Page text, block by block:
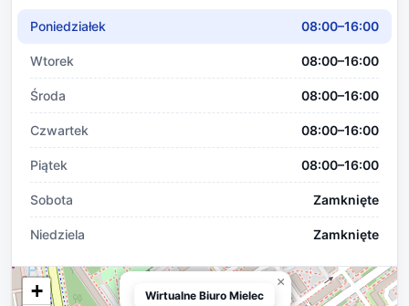
Poniedziałek 08:00–16:00
Wtorek 08:00–16:00
Środa 08:00–16:00
Czwartek 08:00–16:00
Piątek 08:00–16:00
Sobota Zamknięte
Niedziela Zamknięte
Wirtualne Biuro Mielec
×
+
Wirtualne Biuro Mielec